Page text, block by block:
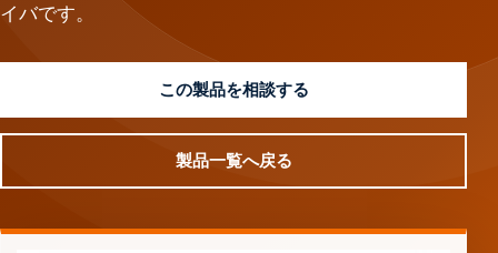
イバです。
この製品を相談する
製品一覧へ戻る